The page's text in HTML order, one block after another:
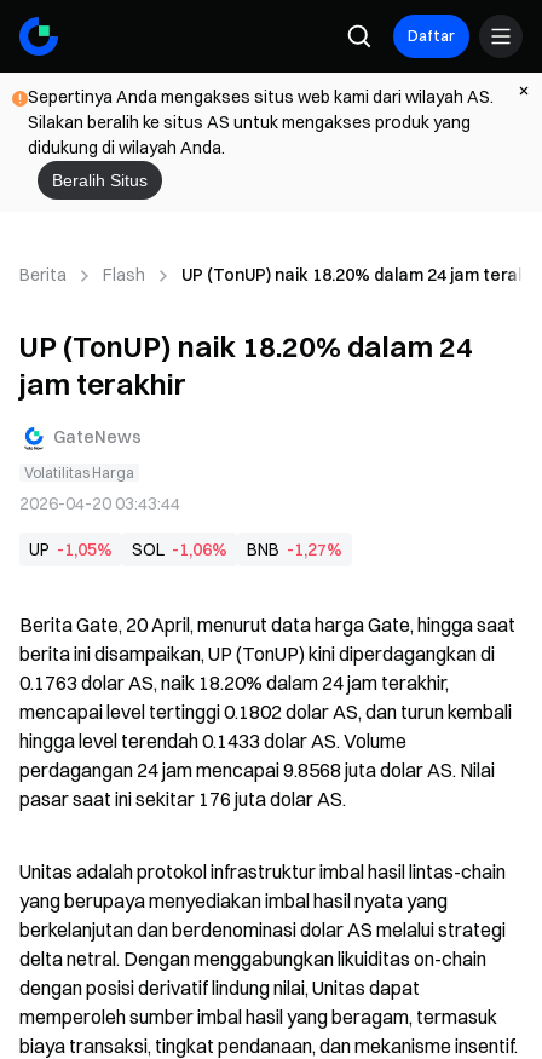
Daftar
Sepertinya Anda mengakses situs web kami dari wilayah AS.
Silakan beralih ke situs AS untuk mengakses produk yang
didukung di wilayah Anda.
Beralih Situs
Berita Flash UP (TonUP) naik 18.20% dalam 24 jam
UP (TonUP) naik 18.20% dalam 24
jam terakhir
GateNews
Volatilitas Harga
2026-04-20 03:43:44
UP -1,05% SOL -1,06% BNB -1,27%
Berita Gate, 20 April, menurut data harga Gate, hingga saat
berita ini disampaikan, UP (TonUP) kini diperdagangkan di
0.1763 dolar AS, naik 18.20% dalam 24 jam terakhir,
mencapai level tertinggi 0.1802 dolar AS, dan turun kembali
hingga level terendah 0.1433 dolar AS. Volume
perdagangan 24 jam mencapai 9.8568 juta dolar AS. Nilai
pasar saat ini sekitar 176 juta dolar AS.
Unitas adalah protokol infrastruktur imbal hasil lintas-chain
yang berupaya menyediakan imbal hasil nyata yang
berkelanjutan dan berdenominasi dolar AS melalui strategi
delta netral. Dengan menggabungkan likuiditas on-chain
dengan posisi derivatif lindung nilai, Unitas dapat
memperoleh sumber imbal hasil yang beragam, termasuk
biaya transaksi, tingkat pendanaan, dan mekanisme insentif.